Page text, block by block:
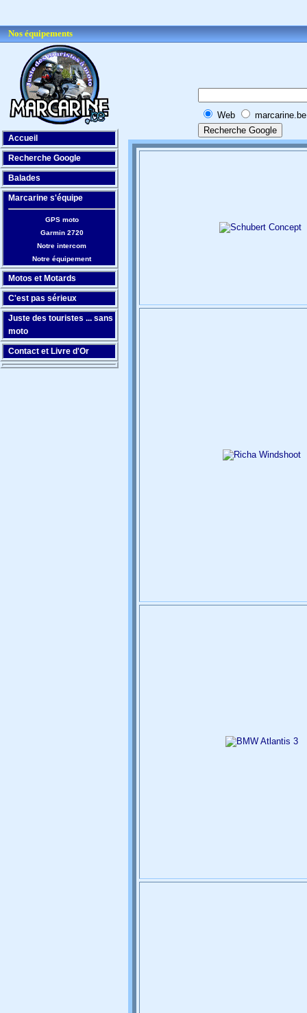
Nos équipements
Web marcarine.be
Accueil
Recherche Google
Balades
Marcarine s'équipe
GPS moto
Garmin 2720
Notre intercom
Notre équipement
Motos et Motards
C'est pas sérieux
Juste des touristes ... sans
moto
Contact et Livre d'Or